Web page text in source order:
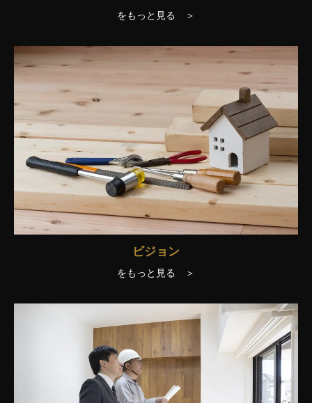
をもっと見る ＞
ビジョン
をもっと見る ＞